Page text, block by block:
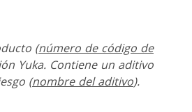
(número de código de
Yuka. Contiene un aditivo
(nombre del aditivo).